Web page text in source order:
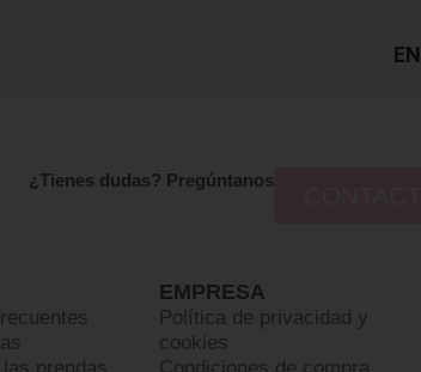
¿Tienes dudas? Pregúntanos
prendas
EMPRESA
Política de privacidad y
cookies
Condiciones de compra